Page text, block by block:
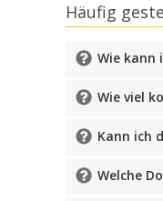
Häufig
Wie kann
Wie viel
Kann ich
Welche